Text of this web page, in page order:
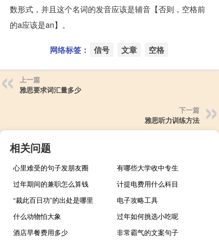
数形式，并且这个名词的发音应该是辅音【否则，空格前
的a应该是an】。
网络标签： 信号 文章 空格
上一篇
雅思要求词汇量多少
下一篇
雅思听力训练方法
相关问题
心里难受的句子发朋友圈
有哪些大学收中专生
过年期间的兼职怎么算钱
计提电费用什么科目
“裁此百日功”的出处是哪里
电子攻略工具
什么动物怕大象
过年如何挑选小吃呢
酒店早餐费用多少
非常霸气的文案句子